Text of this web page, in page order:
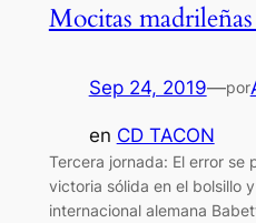
Mocitas
Sep 24, 2019—por
en CD TACON
Tercera jornada: El error se
victoria sólida en el bolsillo
internacional alemana